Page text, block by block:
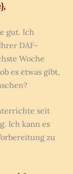
gut. Ich
DAF-
Woche
es etwas gibt,
seit
Ich kann es
zu